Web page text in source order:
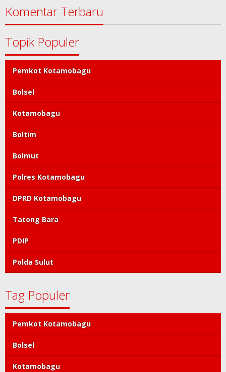
Komentar Terbaru
Topik Populer
Pemkot Kotamobagu
Bolsel
Kotamobagu
Boltim
Bolmut
Polres Kotamobagu
DPRD Kotamobagu
Tatong Bara
PDIP
Polda Sulut
Tag Populer
Pemkot Kotamobagu
Bolsel
Kotamobagu